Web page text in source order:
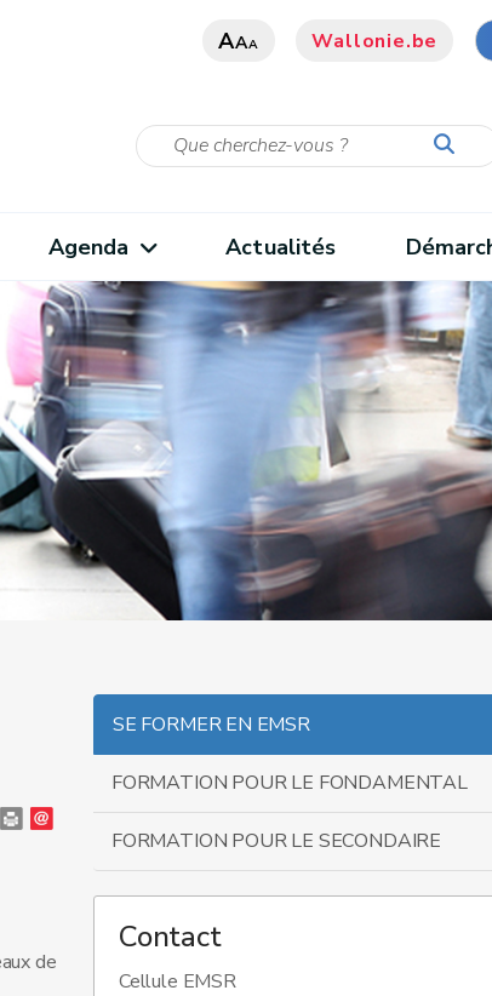
AAA Wallonie.be
Agenda Actualités
de
SE FORMER EN EMSR
FORMATION POUR LE FONDAMENTAL
FORMATION POUR LE SECONDAIRE
Contact
Cellule EMSR